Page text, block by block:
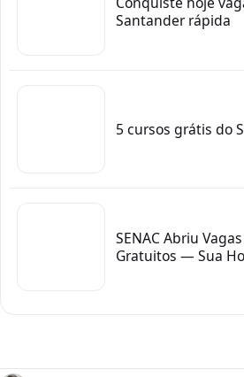
Santander rápida
5 cursos grátis do
SENAC Abriu
Gratuitos — Sua